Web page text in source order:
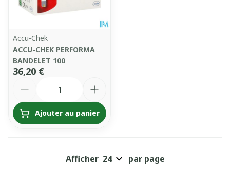
Accu-Chek
ACCU-CHEK PERFORMA
BANDELET 100
36,20 €
Ajouter au panier
Afficher par page